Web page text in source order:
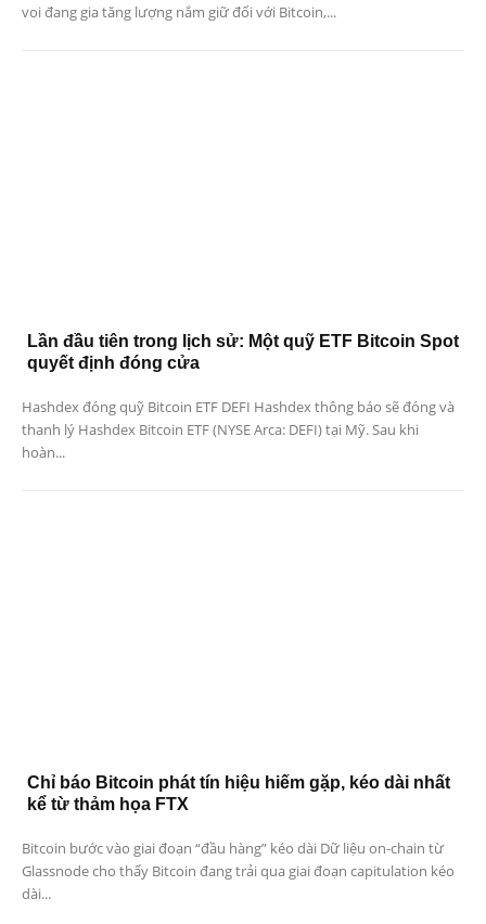
voi đang gia tăng lượng nắm giữ đối với Bitcoin,...
Lần đầu tiên trong lịch sử: Một quỹ ETF Bitcoin Spot
quyết định đóng cửa
Hashdex đóng quỹ Bitcoin ETF DEFI Hashdex thông báo sẽ đóng và
thanh lý Hashdex Bitcoin ETF (NYSE Arca: DEFI) tại Mỹ. Sau khi
hoàn...
Chỉ báo Bitcoin phát tín hiệu hiếm gặp, kéo dài nhất
kể từ thảm họa FTX
Bitcoin bước vào giai đoạn “đầu hàng” kéo dài Dữ liệu on-chain từ
Glassnode cho thấy Bitcoin đang trải qua giai đoạn capitulation kéo
dài...